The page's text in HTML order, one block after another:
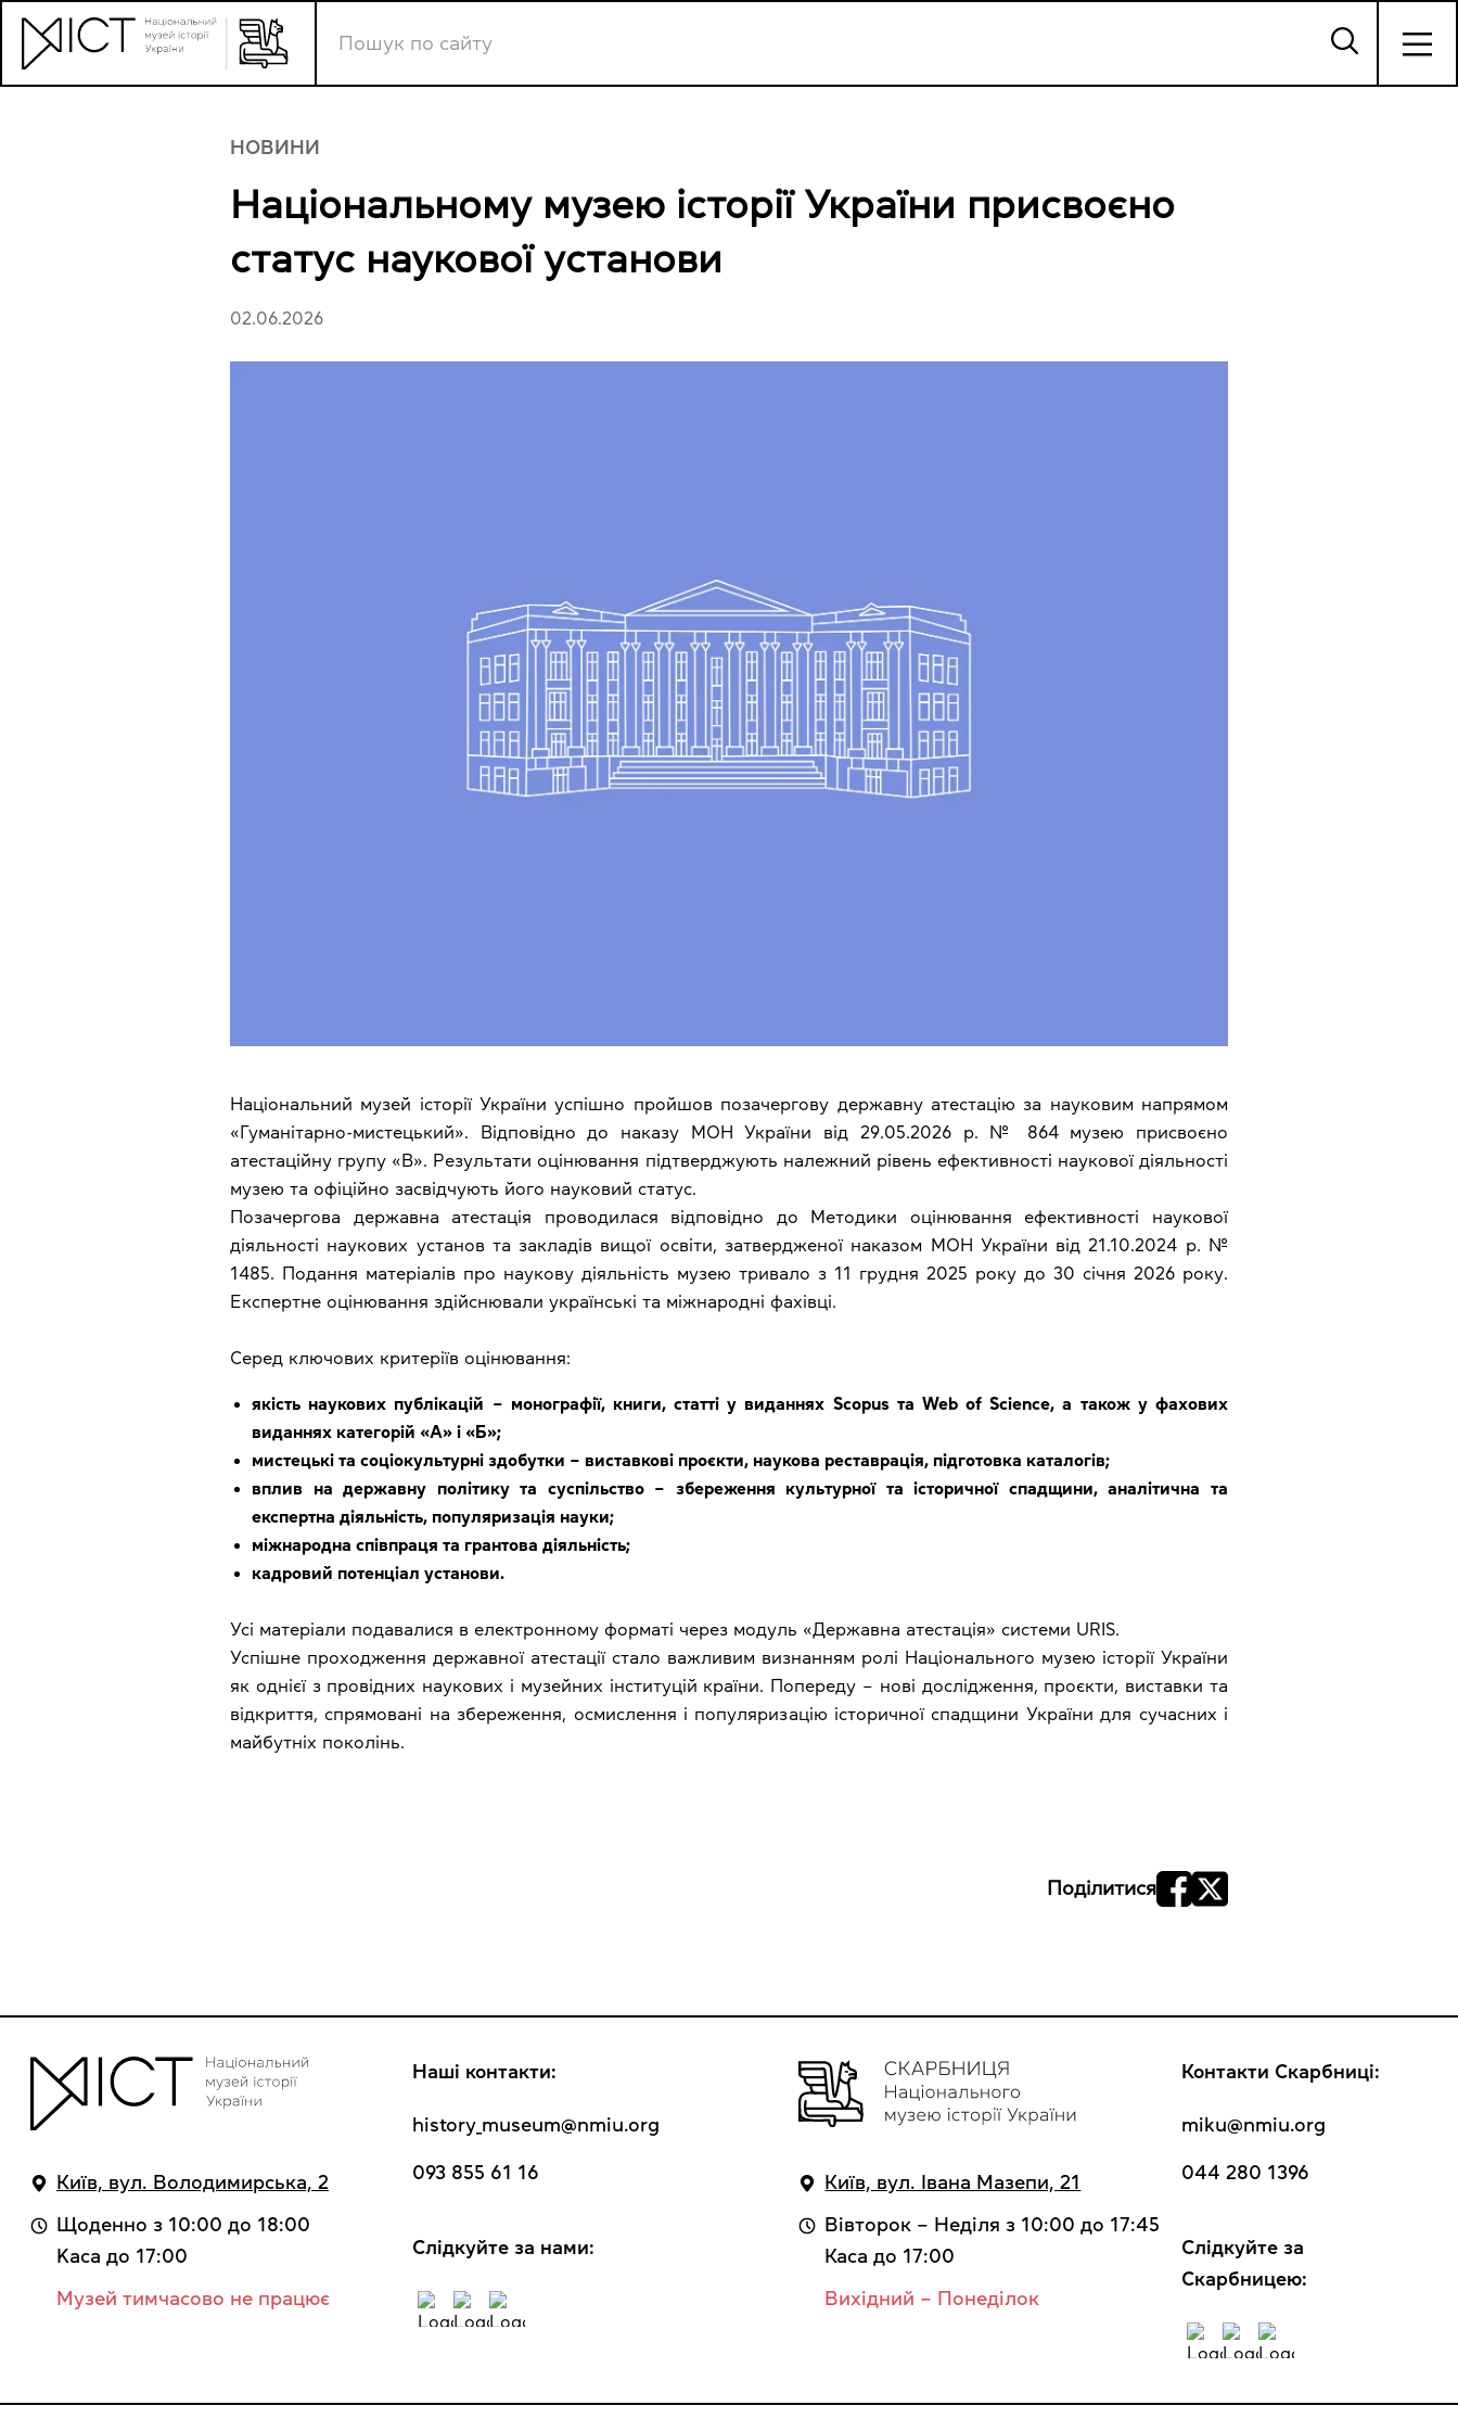
НОВИНИ
Національному музею історії України присвоєно
статус наукової установи
02.06.2026
Національний музей історії України успішно пройшов позачергову державну атестацію за науковим напрямом
«Гуманітарно-мистецький». Відповідно до наказу МОН України від 29.05.2026 р. № 864 музею присвоєно
атестаційну групу «В». Результати оцінювання підтверджують належний рівень ефективності наукової діяльності
музею та офіційно засвідчують його науковий статус.
Позачергова державна атестація проводилася відповідно до Методики оцінювання ефективності наукової
діяльності наукових установ та закладів вищої освіти, затвердженої наказом МОН України від 21.10.2024 р. №
1485. Подання матеріалів про наукову діяльність музею тривало з 11 грудня 2025 року до 30 січня 2026 року.
Експертне оцінювання здійснювали українські та міжнародні фахівці.
Серед ключових критеріїв оцінювання:
якість наукових публікацій ‒ монографії, книги, статті у виданнях Scopus та Web of Science, а також у фахових
виданнях категорій «А» і «Б»;
мистецькі та соціокультурні здобутки ‒ виставкові проєкти, наукова реставрація, підготовка каталогів;
вплив на державну політику та суспільство ‒ збереження культурної та історичної спадщини, аналітична та
експертна діяльність, популяризація науки;
міжнародна співпраця та грантова діяльність;
кадровий потенціал установи.
Усі матеріали подавалися в електронному форматі через модуль «Державна атестація» системи URIS.
Успішне проходження державної атестації стало важливим визнанням ролі Національного музею історії України
як однієї з провідних наукових і музейних інституцій країни. Попереду ‒ нові дослідження, проєкти, виставки та
відкриття, спрямовані на збереження, осмислення і популяризацію історичної спадщини України для сучасних і
майбутніх поколінь.
Поділитися
Київ, вул. Володимирська, 2
Щоденно з 10:00 до 18:00
Kaca до 17:00
Музей тимчасово не працює
Наші контакти:
history_museum@nmiu.org
093 855 61 16
Cлідкуйте за нами:
Київ, вул. Івана Мазепи, 21
Вівторок – Неділя з 10:00 до 17:45
Каса до 17:00
Вихідний – Понеділок
Контакти Скарбниці:
miku@nmiu.org
044 280 1396
Cлідкуйте за
Скарбницею: